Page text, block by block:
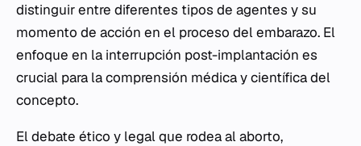
distinguir entre diferentes tipos de agentes y su
momento de acción en el proceso del embarazo. El
enfoque en la interrupción post-implantación es
crucial para la comprensión médica y científica del
concepto.
El debate ético y legal que rodea al aborto,